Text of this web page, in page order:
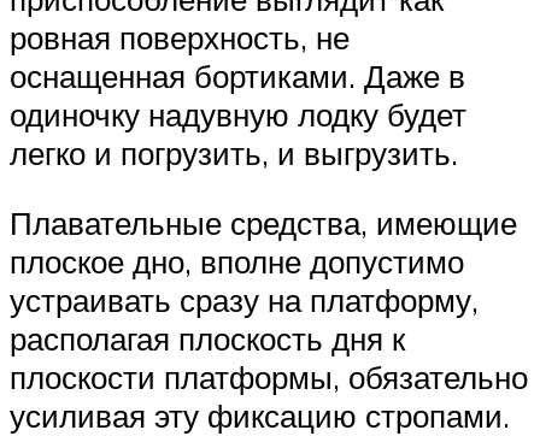
ровная поверхность, не
оснащенная бортиками. Даже в
одиночку надувную лодку будет
легко и погрузить, и выгрузить.
Плавательные средства, имеющие
плоское дно, вполне допустимо
устраивать сразу на платформу,
располагая плоскость дня к
плоскости платформы, обязательно
усиливая эту фиксацию стропами.